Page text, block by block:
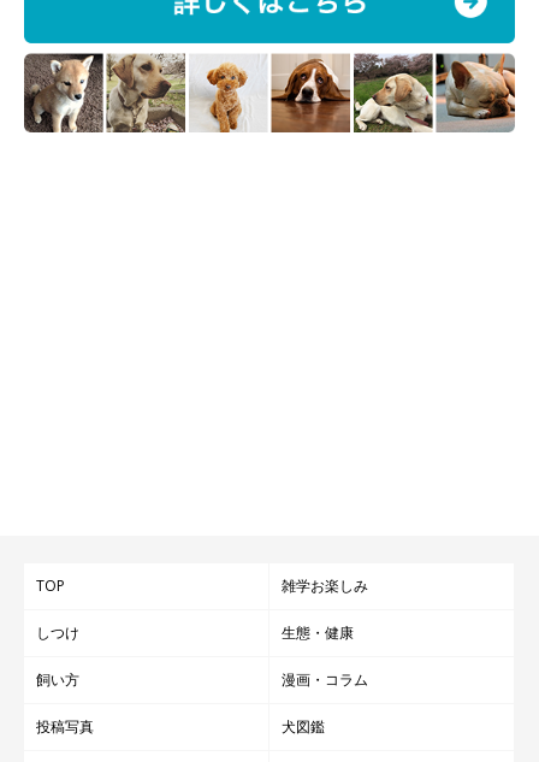
TOP 雑学お楽しみ
しつけ 生態・健康
飼い方 漫画・コラム
投稿写真 犬図鑑